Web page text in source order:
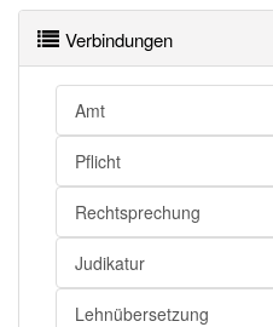
Verbindungen
Amt
Pflicht
Rechtsprechung
Judikatur
Lehnübersetzung